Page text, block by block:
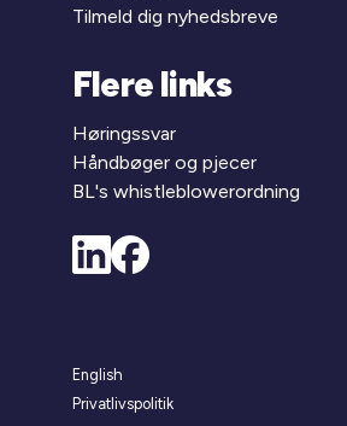
Tilmeld dig nyhedsbreve
Flere links
Høringssvar
Håndbøger og pjecer
BL's whistleblowerordning
English
Privatlivspolitik